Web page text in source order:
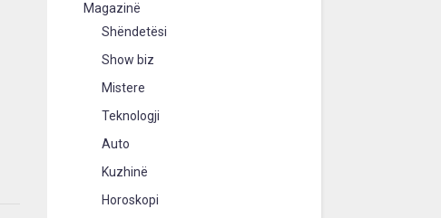
Magazinë
Shëndetësi
Show biz
Mistere
Teknologji
Auto
Kuzhinë
Horoskopi